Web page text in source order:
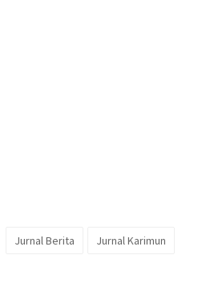
Jurnal Berita Jurnal Karimun